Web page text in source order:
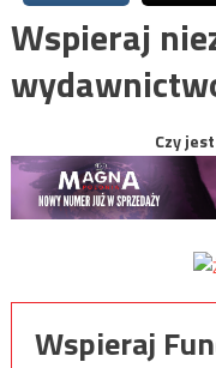
Wspieraj
Czy
Wspieraj